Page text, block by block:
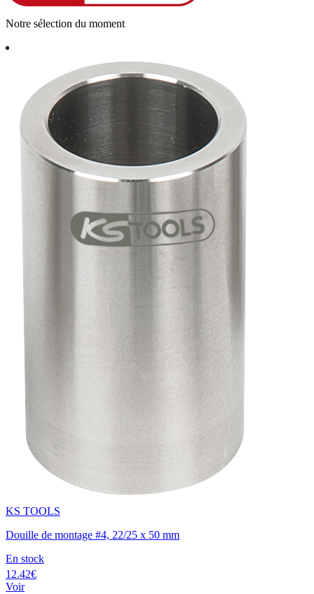
Notre sélection du moment
KS TOOLS
Douille de montage #4, 22/25 x 50 mm
En stock
12.42€
Voir